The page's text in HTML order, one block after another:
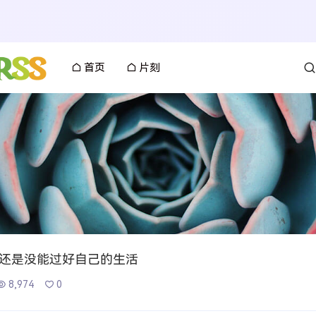
首页 片刻
是没能过好自己的生活
8,974 0